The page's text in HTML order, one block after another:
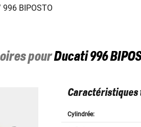
996 BIPOSTO
pourDucati 996
Caractéristiques
Cylindrée: